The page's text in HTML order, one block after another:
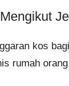
kos
rumah